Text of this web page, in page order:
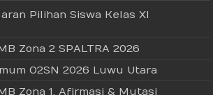
Pilihan Siswa Kelas XI
Zona 2 SPALTRA 2026
O2SN 2026 Luwu Utara
Zona 1, Afirmasi & Mutasi